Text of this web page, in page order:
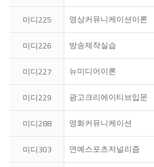
미디225 영상커뮤니케이션이론
미디226 방송제작실습
미디227 뉴미디어이론
미디229 광고크리에이티브입문
미디288 영화커뮤니케이션
미디303 연예스포츠저널리즘